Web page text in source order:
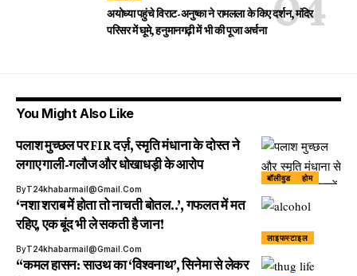
अयोध्या पहुंचे विराट-अनुष्का ने रामलला के किए दर्शन, मंदिर
परिसर में घूमे, हनुमानगढ़ी में भी की पूजा अर्चना
You Might Also Like
बॉलीवुड होम
पलाश मुच्छल पर FIR दर्ज़, स्मृति मंधाना के दोस्त ने
लगाए गाली-गलौज और धोखाधड़ी के आरोप
ByT24khabarmail@gmail.com
लाइफस्टाइल
‘नशा शराब में होता तो नाचती बोतल..’, गफलत में मत
रहिए, एक बूंद भी ले सकती है जान!
ByT24khabarmail@gmail.com
“कमल हासन: साउथ का ‘विश्वनाथ’, सिनेमा से लेकर